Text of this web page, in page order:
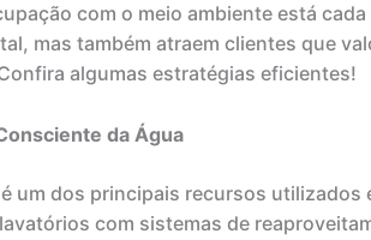
com o meio ambiente está
mas também atraem clientes que
algumas estratégias eficientes!
da Água
um dos principais recursos
com sistemas de